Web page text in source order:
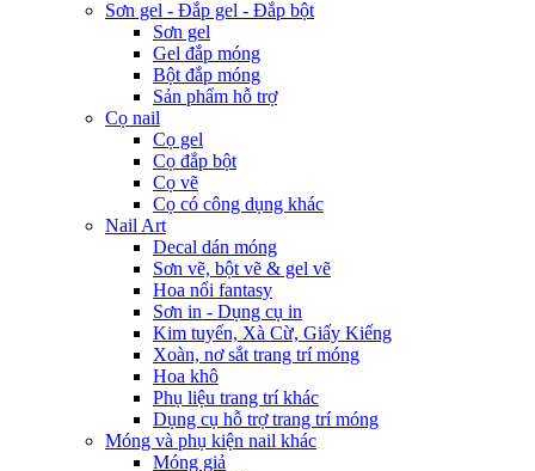
Sơn gel - Đắp gel - Đắp bột
Sơn gel
Gel đắp móng
Bột đắp móng
Sản phẩm hỗ trợ
Cọ nail
Cọ gel
Cọ đắp bột
Cọ vẽ
Cọ có công dụng khác
Nail Art
Decal dán móng
Sơn vẽ, bột vẽ & gel vẽ
Hoa nổi fantasy
Sơn in - Dụng cụ in
Kim tuyến, Xà Cừ, Giấy Kiếng
Xoàn, nơ sắt trang trí móng
Hoa khô
Phụ liệu trang trí khác
Dụng cụ hỗ trợ trang trí móng
Móng và phụ kiện nail khác
Móng giả